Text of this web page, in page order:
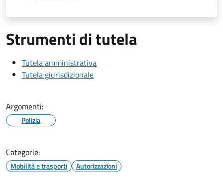
Strumenti di tutela
Tutela amministrativa
Tutela giurisdizionale
Argomenti:
Polizia
Categorie:
Mobilità e trasporti Autorizzazioni